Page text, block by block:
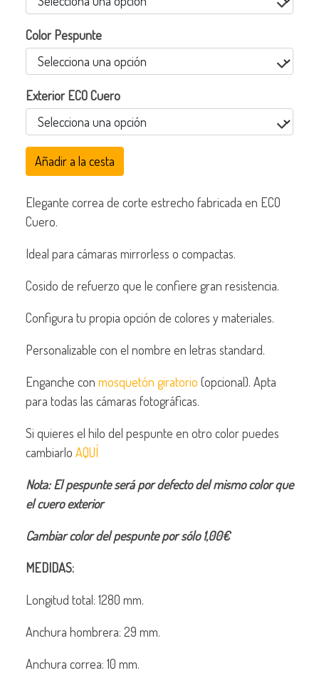
Color Pespunte
Exterior ECO Cuero
Añadir a la cesta
Elegante correa de corte estrecho fabricada en ECO
Cuero.
Ideal para cámaras mirrorless o compactas.
Cosido de refuerzo que le confiere gran resistencia.
Configura tu propia opción de colores y materiales.
Personalizable con el nombre en letras standard.
Enganche con mosquetón giratorio (opcional). Apta
para todas las cámaras fotográficas.
Si quieres el hilo del pespunte en otro color puedes
cambiarlo AQUÍ
Nota: El pespunte será por defecto del mismo color que
el cuero exterior
Cambiar color del pespunte por sólo 1,00€
MEDIDAS:
Longitud total: 1280 mm.
Anchura hombrera: 29 mm.
Anchura correa: 10 mm.